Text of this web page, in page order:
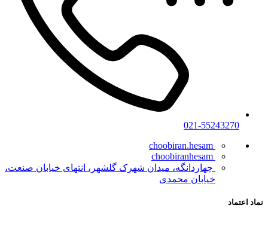
021-55243270
چهاردانگه، میدان شهرک گلشهر، انتهای خیابان صنعت،
خیابان محمدی
نماد اعتماد